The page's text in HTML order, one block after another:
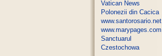
Vatican News
Polonezii din Cacica
www.santorosario.net
www.marypages.com
Sanctuarul
Czestochowa